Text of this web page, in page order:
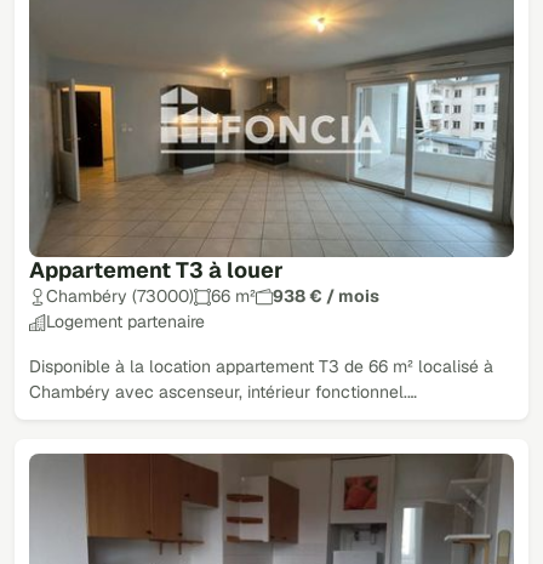
Appartement T3 à louer
Chambéry (73000) 66 m²
938 € / mois
Logement partenaire
Disponible à la location appartement T3 de 66 m² localisé à
Chambéry avec ascenseur, intérieur fonctionnel.…